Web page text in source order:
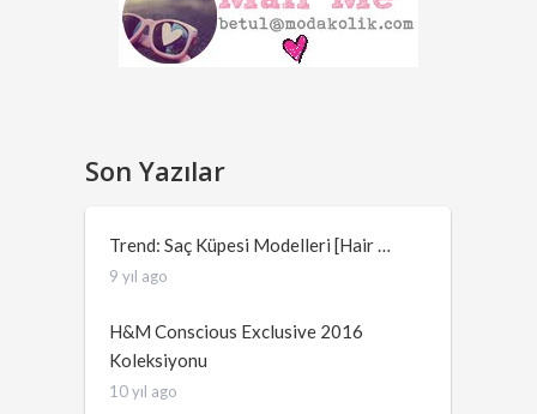
Son Yazılar
Trend: Saç Küpesi Modelleri [Hair …
9 yıl ago
H&M Conscious Exclusive 2016
Koleksiyonu
10 yıl ago